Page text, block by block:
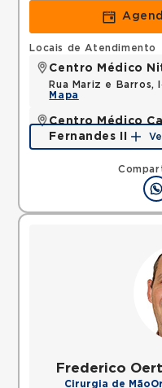
Locais de Atendimento
Centro Médico
Rua Mariz e Barros,
Mapa
Centro Médico
Fernandes II
Rua Silva
Caxias, RJ,
Frederico
Cirurgia de Mão